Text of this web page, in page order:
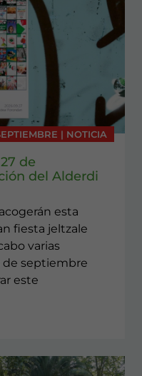
| NOTICIA
de
del Alderdi
esta
fiesta jeltzale
varias
de septiembre
este